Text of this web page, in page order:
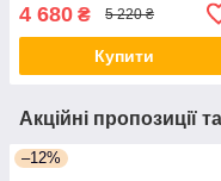
Німеччина
4 680 ₴ 5 220 ₴
Купити
Акційні пропозиції
–12%